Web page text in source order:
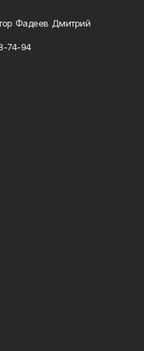
Фадеев Дмитрий
74-94